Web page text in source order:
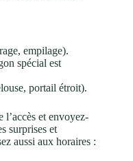
empilage).
spécial est
portail étroit).
l’accès et envoyez-
surprises et
aussi aux horaires :